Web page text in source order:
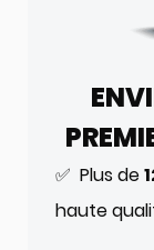
✅ Plus de
haute